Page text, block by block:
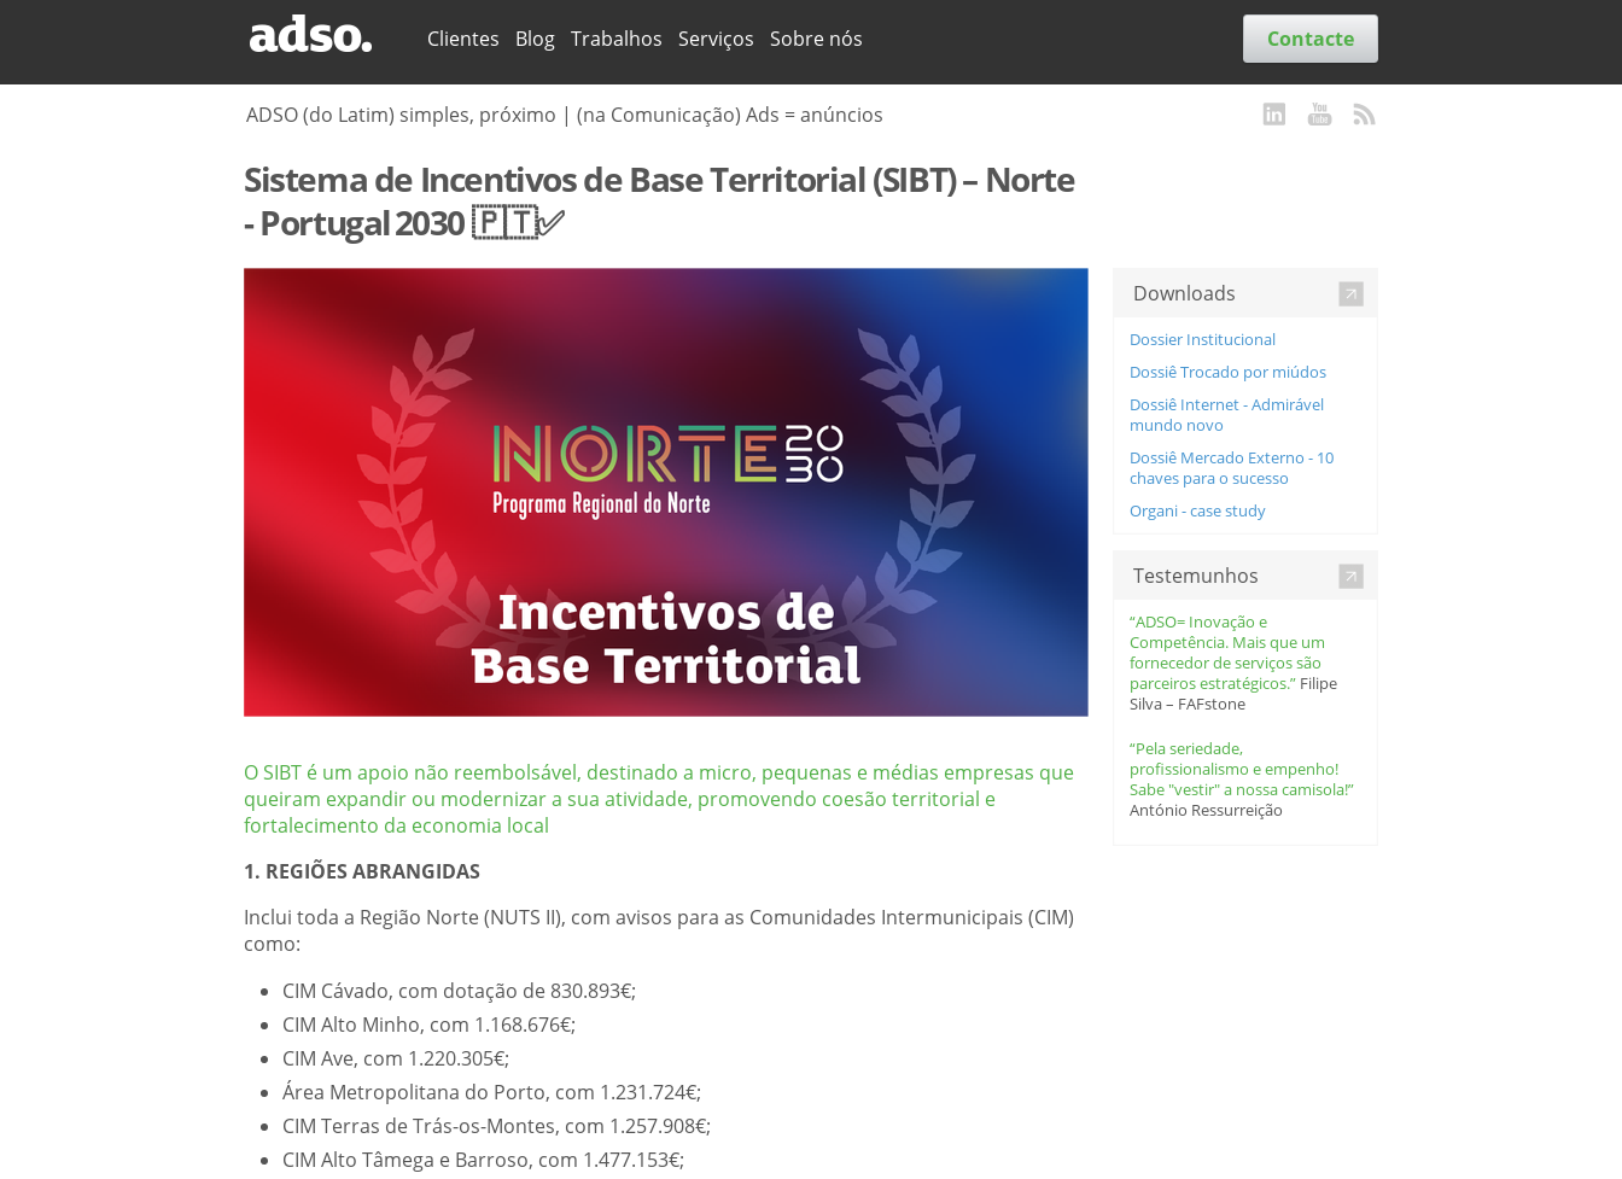
Secções
Clientes Blog Trabalhos Serviços Sobre nós
ADSO (do Latim) simples, próximo | (na Comunicação) Ads = anúncios
Contacte
Sistema de Incentivos de Base Territorial (SIBT) – Norte
- Portugal 2030 🇵🇹✅
O SIBT é um apoio não reembolsável, destinado a micro, pequenas e médias empresas que
queiram expandir ou modernizar a sua atividade, promovendo coesão territorial e
fortalecimento da economia local
1. REGIÕES ABRANGIDAS
Inclui toda a Região Norte (NUTS II), com avisos para as Comunidades Intermunicipais (CIM)
como:
CIM Cávado, com dotação de 830.893€;
CIM Alto Minho, com 1.168.676€;
CIM Ave, com 1.220.305€;
Área Metropolitana do Porto, com 1.231.724€;
CIM Terras de Trás-os-Montes, com 1.257.908€;
CIM Alto Tâmega e Barroso, com 1.477.153€;
Downloads
Dossier Institucional
Dossiê Trocado por miúdos
Dossiê Internet - Admirável
mundo novo
Dossiê Mercado Externo - 10
chaves para o sucesso
Organi - case study
Testemunhos
“ADSO= Inovação e
Competência. Mais que um
fornecedor de serviços são
parceiros estratégicos.” Filipe
Silva – FAFstone
“Pela seriedade,
profissionalismo e empenho!
Sabe "vestir" a nossa camisola!”
António Ressurreição